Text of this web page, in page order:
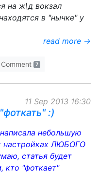
на ж\д вокзал
в "нычке" у
read more →
7
11 Sep 2013 16:30
:)
небольшую
настройках ЛЮБОГО
статья будет
кто "фоткает"